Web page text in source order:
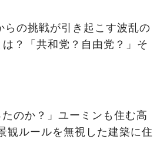
の挑戦が引き起こす波乱の
？「共和党？自由党？」そ
のか？」ユーミンも住む高
観ルールを無視した建築に住